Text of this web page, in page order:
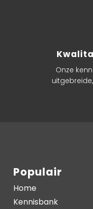
Onze
Populair
Home
Kennisbank